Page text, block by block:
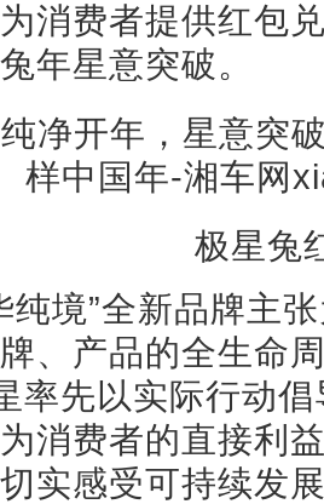
消费者提供红包
年星意突破。
极星兔
纯境”全新品牌主
、产品的全生命
率先以实际行动
消费者的直接利
实感受可持续发